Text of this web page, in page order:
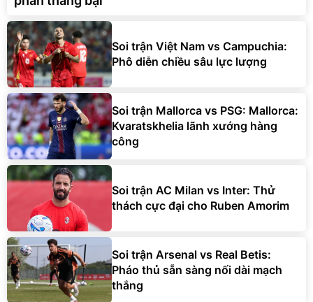
Soi trận Việt Nam vs Campuchia:
Phô diễn chiều sâu lực lượng
Soi trận Mallorca vs PSG: Mallorca:
Kvaratskhelia lãnh xướng hàng
công
Soi trận AC Milan vs Inter: Thử
thách cực đại cho Ruben Amorim
Soi trận Arsenal vs Real Betis:
Pháo thủ sẵn sàng nối dài mạch
thắng